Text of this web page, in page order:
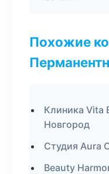
Похожие
Клиника
Новгород
Студия Aura
Beauty